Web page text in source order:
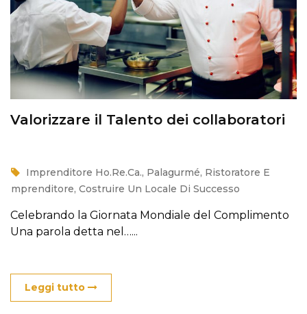
Valorizzare il Talento dei collaboratori
Imprenditore Ho.Re.Ca., Palagurmé, Ristoratore E
Imprenditore, Costruire Un Locale Di Successo
Celebrando la Giornata Mondiale del Complimento
Una parola detta nel…...
Leggi tutto